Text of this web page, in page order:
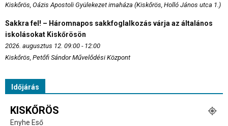
Kiskőrös, Oázis Apostoli Gyülekezet imaháza (Kiskőrös, Holló János utca 1.)
Sakkra fel! – Háromnapos sakkfoglalkozás várja az általános
iskolásokat Kiskőrösön
2026. augusztus 12. 09:00 - 12:00
Kiskőrös, Petőfi Sándor Művelődési Központ
Időjárás
KISKŐRÖS
Enyhe Eső